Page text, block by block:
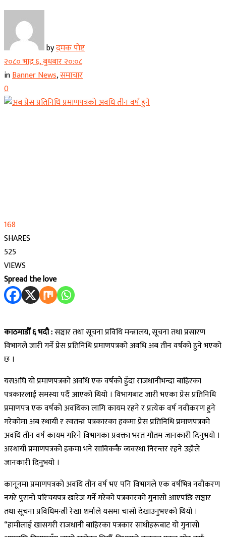
byदमक पोष्ट
२०८० भाद्र ६, बुधबार २०:०८
inBanner News,समाचार
0
168
SHARES
525
VIEWS
Spread the love
काठमाडौँ ६ भदौ :सञ्चार तथा सूचना प्रविधि मन्त्रालय, सूचना तथा प्रसारण
विभागले जारी गर्ने प्रेस प्रतिनिधि प्रमाणपत्रको अवधि अब तीन वर्षको हुने भएको
छ ।
यसअघि यो प्रमाणपत्रको अवधि एक वर्षको हुँदा राजधानीभन्दा बाहिरका
पत्रकारलाई समस्या पर्दै आएको थियो । विभागबाट जारी भएका प्रेस प्रतिनिधि
प्रमाणपत्र एक वर्षको अवधिका लागि कायम रहने र प्रत्येक वर्ष नवीकरण हुने
गरेकोमा अब स्थायी र स्वतन्त्र पत्रकारका हकमा प्रेस प्रतिनिधि प्रमाणपत्रको
अवधि तीन वर्ष कायम गरिने विभागका प्रवक्ता भरत गौतम जानकारी दिनुभयो ।
अस्थायी प्रमाणपत्रको हकमा भने साविककै व्यवस्था निरन्तर रहने उहाँले
जानकारी दिनुभयो ।
कानूनमा प्रमाणपत्रको अवधि तीन वर्ष भए पनि विभागले एक वर्षभित्र नवीकरण
नगरे पुरानो परिचयपत्र खारेज गर्ने गरेको पत्रकारको गुनासो आएपछि सञ्चार
तथा सूचना प्रविधिमन्त्री रेखा शर्माले यसमा चासो देखाउनुभएको थियो ।
“हामीलाई खासगरी राजधानी बाहिरका पत्रकार साथीहरूबाट यो गुनासो